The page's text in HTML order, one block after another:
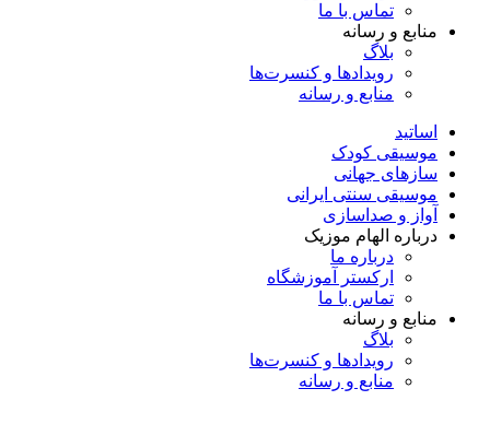
تماس با ما
منابع و رسانه
بلاگ
رویدادها و کنسرت‌ها
منابع و رسانه
اساتید
موسیقی کودک
سازهای جهانی
موسیقی سنتی ایرانی
آواز و صداسازی
درباره الهام موزیک
درباره ما
ارکستر آموزشگاه
تماس با ما
منابع و رسانه
بلاگ
رویدادها و کنسرت‌ها
منابع و رسانه